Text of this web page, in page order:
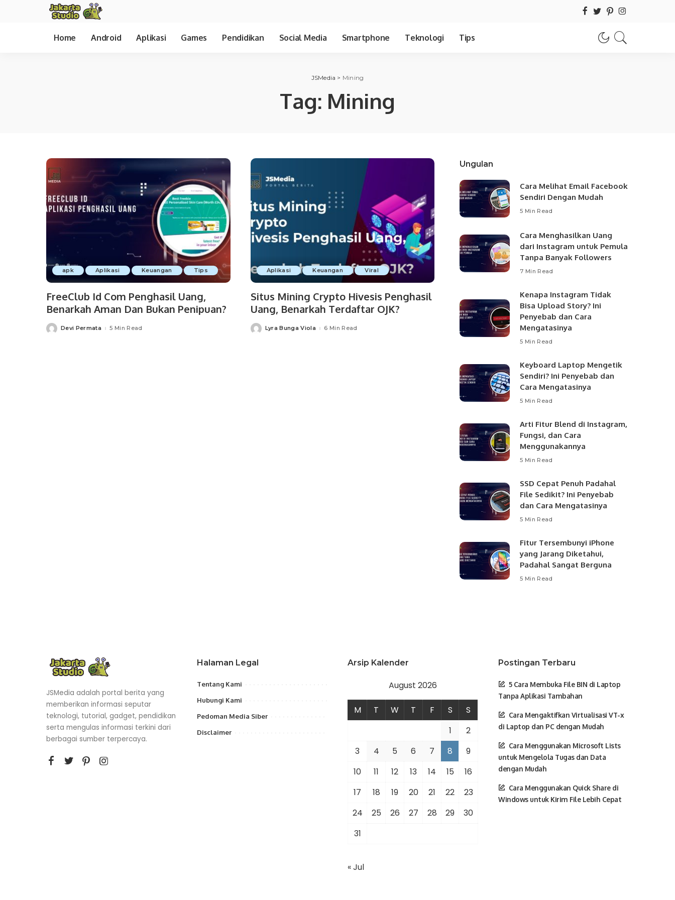
Home Android Aplikasi Games Pendidikan Social Media Smartphone Teknologi Tips
JSMedia > Mining
Tag: Mining
apk Aplikasi Keuangan Tips
FreeClub Id Com Penghasil Uang,
Benarkah Aman Dan Bukan Penipuan?
PostedDevi Permata 5 Min Read
Aplikasi Keuangan Viral
Situs Mining Crypto Hivesis Penghasil
Uang, Benarkah Terdaftar OJK?
PostedLyra Bunga Viola 6 Min Read
Ungulan
Cara Melihat Email Facebook
Sendiri Dengan Mudah
5 Min Read
Cara Menghasilkan Uang
dari Instagram untuk Pemula
Tanpa Banyak Followers
7 Min Read
Kenapa Instagram Tidak
Bisa Upload Story? Ini
Penyebab dan Cara
Mengatasinya
5 Min Read
Keyboard Laptop Mengetik
Sendiri? Ini Penyebab dan
Cara Mengatasinya
5 Min Read
Arti Fitur Blend di Instagram,
Fungsi, dan Cara
Menggunakannya
5 Min Read
SSD Cepat Penuh Padahal
File Sedikit? Ini Penyebab
dan Cara Mengatasinya
5 Min Read
Fitur Tersembunyi iPhone
yang Jarang Diketahui,
Padahal Sangat Berguna
5 Min Read
JSMedia adalah portal berita yang
memberikan informasi seputar
teknologi, tutorial, gadget, pendidikan
serta mengulas informasi terkini dari
berbagai sumber terpercaya.
Halaman Legal
Tentang Kami
Hubungi Kami
Pedoman Media Siber
Disclaimer
Arsip Kalender
August 2026
M T W T F S
S
1
2
3
4 5 6 7 8
9
10
11 12 13 14 15
16
17
18 19 20 21 22
23
24
25 26 27 28 29
30
31
« Jul
Postingan Terbaru
5 Cara Membuka File BIN di Laptop
Tanpa Aplikasi Tambahan
Cara Mengaktifkan Virtualisasi VT-x
di Laptop dan PC dengan Mudah
Cara Menggunakan Microsoft Lists
untuk Mengelola Tugas dan Data
dengan Mudah
Cara Menggunakan Quick Share di
Windows untuk Kirim File Lebih Cepat